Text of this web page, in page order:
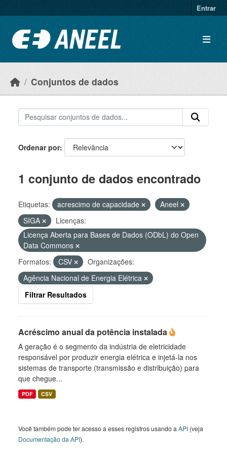
Entrar
Conjuntos de dados
Ordenar por
1 conjunto de dados encontrado
Etiquetas: acrescimo de capacidade
Aneel
SIGA
Licenças:
Licença Aberta para Bases de Dados (ODbL) do Open
Data Commons
Formatos:
CSV
Organizações:
Agência Nacional de Energia Elétrica
Filtrar Resultados
Acréscimo anual da potência instalada
A geração é o segmento da indústria de eletricidade
responsável por produzir energia elétrica e injetá-la nos
sistemas de transporte (transmissão e distribuição) para
que chegue...
PDF CSV
Você também pode ter acesso a esses registros usando a API (veja
Documentação da API).